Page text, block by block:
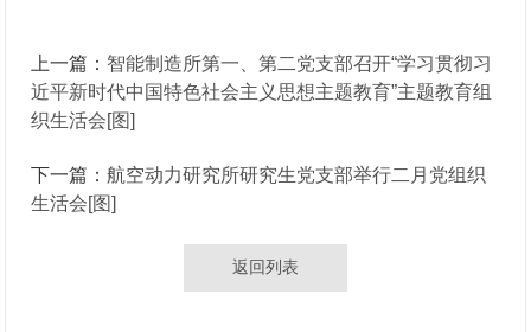
上一篇： 智能制造所第一、第二党支部召开“学习贯彻习
近平新时代中国特色社会主义思想主题教育”主题教育组
织生活会[图]
下一篇：航空动力研究所研究生党支部举行二月党组织
生活会[图]
返回列表